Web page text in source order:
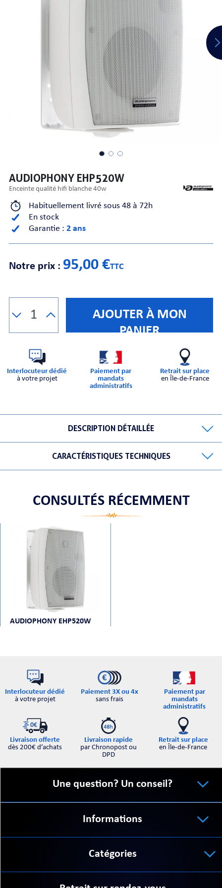
AUDIO
AUDIOPHONY EHP520W
enceinte qualité hifi blanche 40w
Habituellement livré sous 48 à 72h
En stock
Garantie : 2 ans
Notre prix : 95,00 €TTC
AJOUTER À MON
PANIER
Interlocuteur dédié
à votre projet
Paiement par
mandats
administratifs
Retrait sur place
en Île-de-France
DESCRIPTION DÉTAILLÉE
CARACTÉRISTIQUES TECHNIQUES
CONSULTÉS RÉCEMMENT
AUDIOPHONY EHP520W
Interlocuteur dédié
à votre projet
Paiement 3X ou 4x
sans frais
Paiement par
mandats
administratifs
Livraison offerte
dès 200€ d’achats
Livraison rapide
par Chronopost ou
DPD
Retrait sur place
en Île-de-France
Une question? Un conseil?
Informations
Catégories